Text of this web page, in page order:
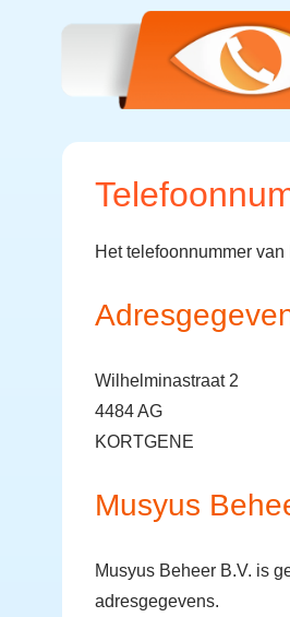
Het telefoonnummer
Wilhelminastraat 2
4484 AG
KORTGENE
Musyus
Musyus Beheer B.V. is
adresgegevens.